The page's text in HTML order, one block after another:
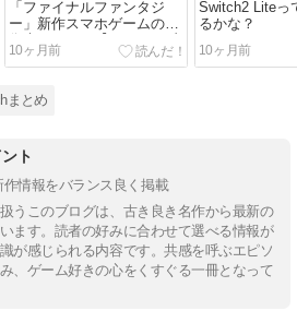
「ファイナルファンタジ
ー」新作スマホゲームの画
像来てるぞ！【みんなの反
応まとめ】
10ヶ月前
Switch2 Liteっ
るかな？
10ヶ月前
まとめ
ト
作情報をバランス良く掲載
うこのブログは、古き良き名作から最新の
ます。読者の好みに合わせて選べる情報が
が感じられる内容です。共感を呼ぶエピソ
、ゲーム好きの心をくすぐる一冊となって